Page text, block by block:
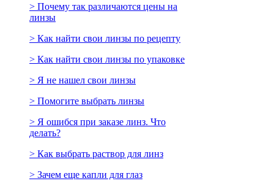
> Почему так различаются цены на
линзы
> Как найти свои линзы по рецепту
> Как найти свои линзы по упаковке
> Я не нашел свои линзы
> Помогите выбрать линзы
> Я ошибся при заказе линз. Что
делать?
> Как выбрать раствор для линз
> Зачем еще капли для глаз